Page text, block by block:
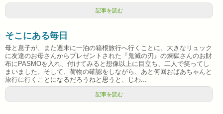
記事を読む
そこにある毎日
母と息子が、また週末に一泊の箱根旅行へ行くことに。大きなリュック
に友達のお母さんからプレゼントされた『鬼滅の刃』の煉獄さんのお財
布にPASMOを入れ、付けてみると想像以上に目立ち、二人で笑ってし
まいました。そして、荷物の確認をしながら、あと何回おばあちゃんと
旅行に行くことになるだろうねと思うと、じわ...
記事を読む